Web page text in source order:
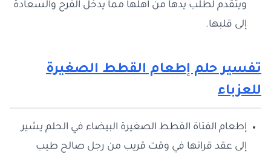
ويتقدم لطلب يدها من أهلها مما يدخل الفرح والسعادة
إلى قلبها.
تفسير حلم إطعام القطط الصغيرة
للعزباء
إطعام الفتاة القطط الصغيرة البيضاء في الحلم يشير
إلى عقد قرانها في وقت قريب من رجل صالح طيب